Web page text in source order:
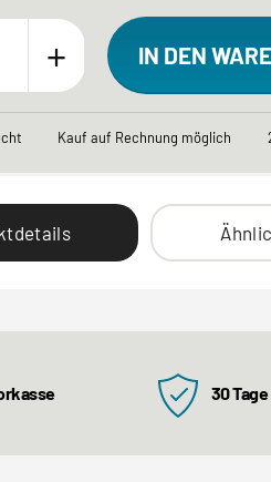
+ IN DEN
Kauf auf Rechnung möglich
30